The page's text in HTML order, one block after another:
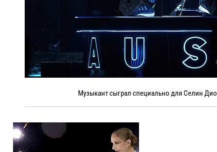
Музыкант сыграл специально для Селин